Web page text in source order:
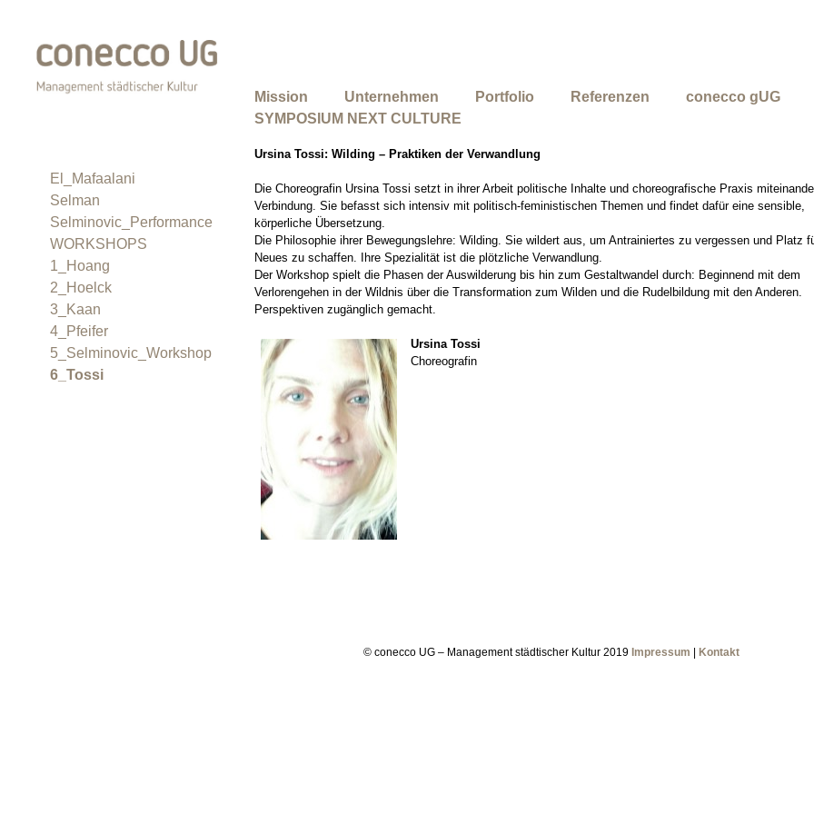
Mission Unternehmen Portfolio Referenzen
conecco gUG
SYMPOSIUM NEXT CULTURE
El_Mafaalani
Selman
Selminovic_Performance
WORKSHOPS
1_Hoang
2_Hoelck
3_Kaan
4_Pfeifer
5_Selminovic_Workshop
6_Tossi
Ursina Tossi: Wilding – Praktiken der Verwandlung
Die Choreografin Ursina Tossi setzt in ihrer Arbeit politische Inhalte und choreografische Praxis
Verbindung. Sie befasst sich intensiv mit politisch-feministischen Themen und findet dafür eine sensible,
körperliche Übersetzung.
Die Philosophie ihrer Bewegungslehre: Wilding. Sie wildert aus, um Antrainiertes zu vergessen und Platz
Neues zu schaffen. Ihre Spezialität ist die plötzliche Verwandlung.
Der Workshop spielt die Phasen der Auswilderung bis hin zum Gestaltwandel durch: Beginnend mit dem
Verlorengehen in der Wildnis über die Transformation zum Wilden und die Rudelbildung mit den Anderen.
Perspektiven zugänglich gemacht.
Ursina Tossi
Choreografin
© conecco UG – Management städtischer Kultur 2019 Impressum Kontakt